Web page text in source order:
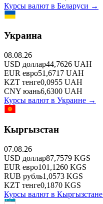
Курсы валют в Беларуси →
Украина
08.08.26
USD доллар44,7626 UAH
EUR евро51,6717 UAH
KZT тенге0,0955 UAH
CNY юань6,6300 UAH
Курсы валют в Украине →
Кыргызстан
07.08.26
USD доллар87,7579 KGS
EUR евро101,1260 KGS
RUB рубль1,0573 KGS
KZT тенге0,1870 KGS
Курсы валют в Кыргызстане